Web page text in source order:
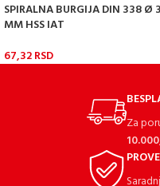
SPIRALNA BURGIJA DIN 338 Ø
MM HSS IAT
67,32RSD
Za